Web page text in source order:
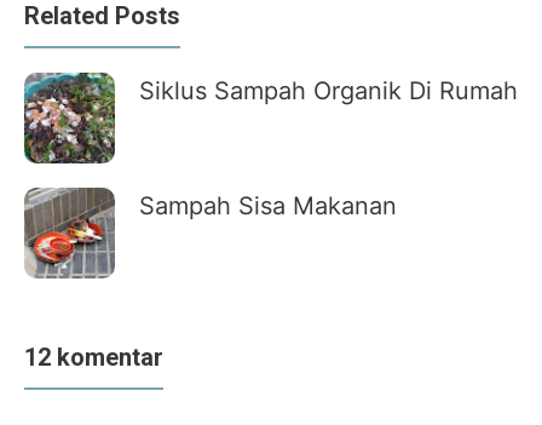
Related Posts
Siklus Sampah Organik Di Rumah
Sampah Sisa Makanan
12 komentar